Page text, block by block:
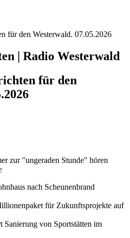
für den Westerwald. 07.05.2026
| Radio Westerwald
für den
zur "ungeraden Stunde" hören
nach Scheunenbrand
für Zukunftsprojekte auf
von Sportstätten im